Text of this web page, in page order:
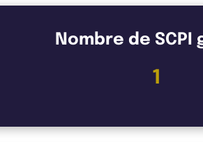
Nombre de SCPI
1